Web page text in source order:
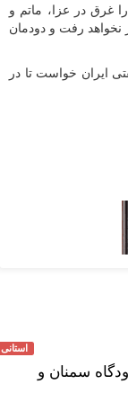
غرق در عزا، ماتم و
رفت و دودمان
ایران خواست تا در
استانی
سمنان و